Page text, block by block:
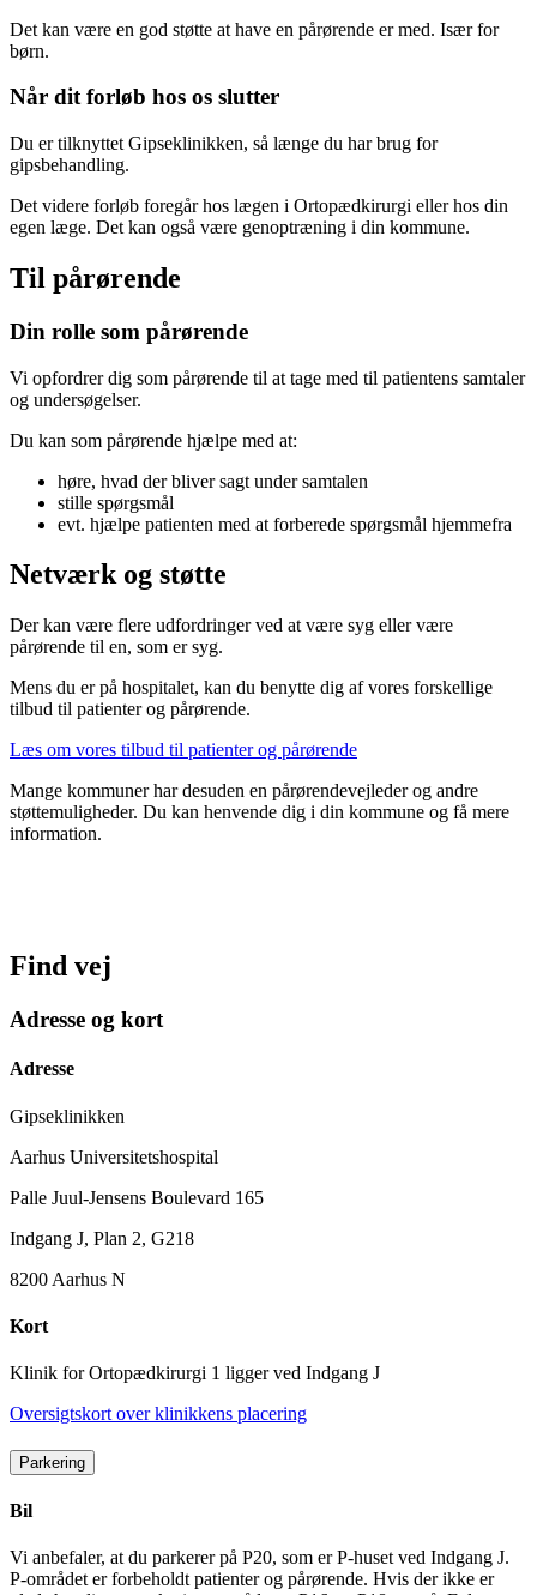
Det kan være en god støtte at have en pårørende er med. Især for
børn.
Når dit forløb hos os slutter
Du er tilknyttet Gipseklinikken, så længe du har brug for
gipsbehandling.
Det videre forløb foregår hos lægen i Ortopædkirurgi eller hos din
egen læge. Det kan også være genoptræning i din kommune.
Til pårørende
Din rolle som pårørende
Vi opfordrer dig som pårørende til at tage med til patientens samtaler
og undersøgelser.
Du kan som pårørende hjælpe med at:
høre, hvad der bliver sagt under samtalen
stille spørgsmål
evt. hjælpe patienten med at forberede spørgsmål hjemmefra
Netværk og støtte
Der kan være flere udfordringer ved at være syg eller være
pårørende til en, som er syg.
Mens du er på hospitalet, kan du benytte dig af vores forskellige
tilbud til patienter og pårørende.
Læs om vores tilbud til patienter og pårørende
Mange kommuner har desuden en pårørendevejleder og andre
støttemuligheder. Du kan henvende dig i din kommune og få mere
information.
Find vej
Adresse og kort
Adresse
Gipseklinikken
Aarhus Universitetshospital
Palle Juul-Jensens Boulevard 165
Indgang J, Plan 2, G218
8200 Aarhus N
Kort
Klinik for Ortopædkirurgi 1 ligger ved Indgang J
Oversigtskort over klinikkens placering
Parkering
Bil
Vi anbefaler, at du parkerer på P20, som er P-huset ved Indgang J.
P-området er forbeholdt patienter og pårørende. Hvis der ikke er